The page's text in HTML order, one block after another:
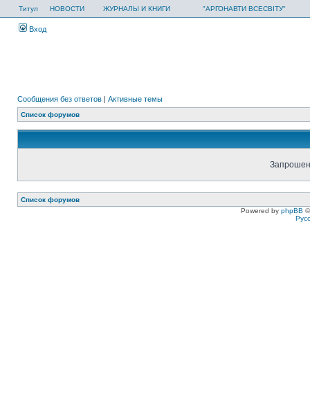
Титул НОВОСТИ ЖУРНАЛЫ И КНИГИ "АРГОНАВТИ ВСЕСВІТУ"
Вход
Сообщения без ответов | Активные темы
Список форумов
Список форумов
Powered by phpBB